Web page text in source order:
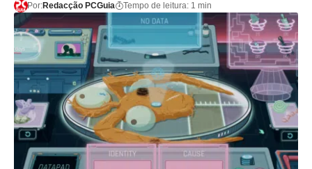
Por:Redacção PCGuia Tempo de leitura: 1 min